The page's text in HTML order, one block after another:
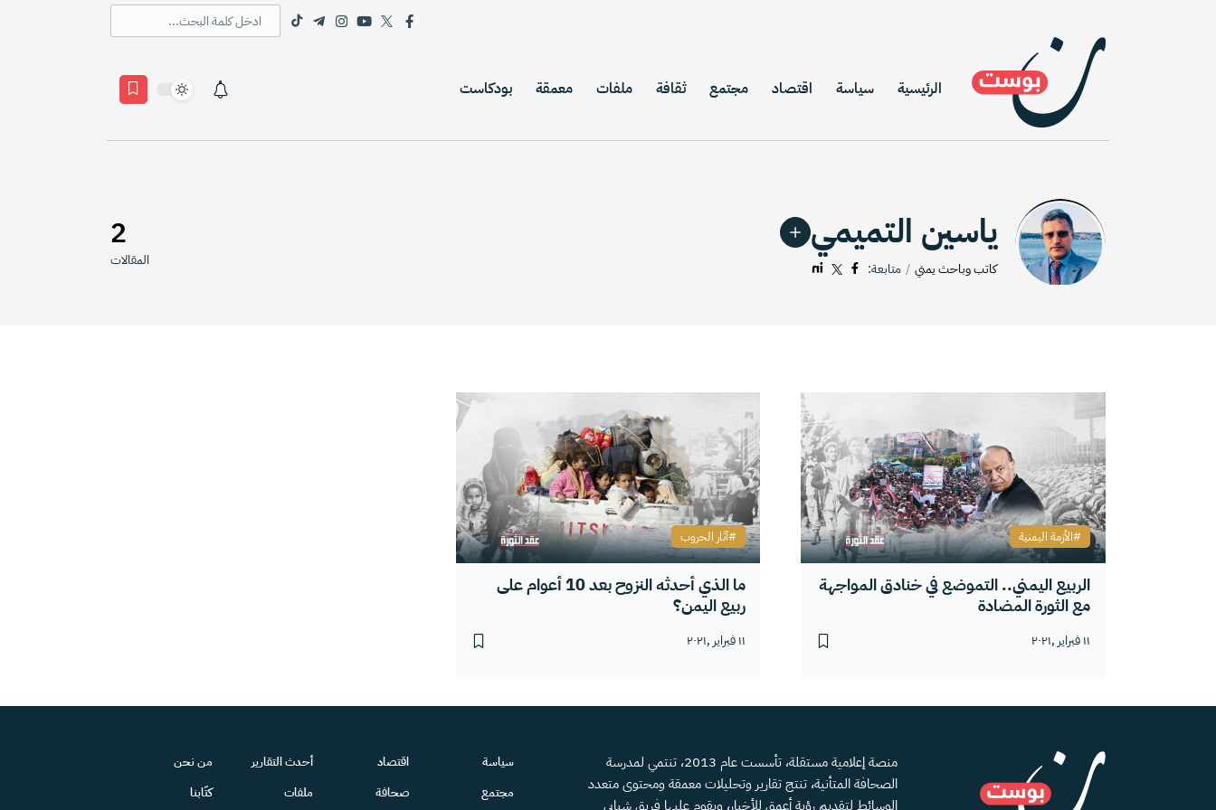
الرئيسية سياسة اقتصاد مجتمع ثقافة ملفات معمقة بودكاست
ياسين التميمي
كاتب وباحث يمني متابعة:
2
المقالات
الربيع اليمني.. التموضع في خنادق المواجهة
مع الثورة المضادة
١١ فبراير ,٢٠٢١
الأزمة اليمنية
ما الذي أحدثه النزوح بعد 10 أعوام على
ربيع اليمن؟
١١ فبراير ,٢٠٢١
آثار الحروب
منصة إعلامية مستقلة، تأسست عام 2013، تنتمي لمدرسة
الصحافة المتأنية، تنتج تقارير وتحليلات معمقة ومحتوى متعدد
الوسائط لتقديم رؤية أعمق للأخبار، ويقوم عليها فريق شبابي
سياسة
مجتمع
اقتصاد
صحافة
أحدث التقارير
ملفات
من نحن
كتّابنا